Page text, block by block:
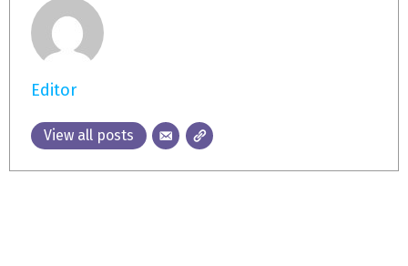
Editor
View all posts